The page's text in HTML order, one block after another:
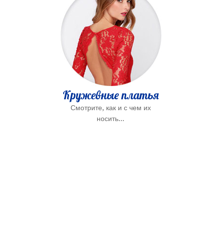
Кружевные платья
Смотрите, как и с чем их
носить...